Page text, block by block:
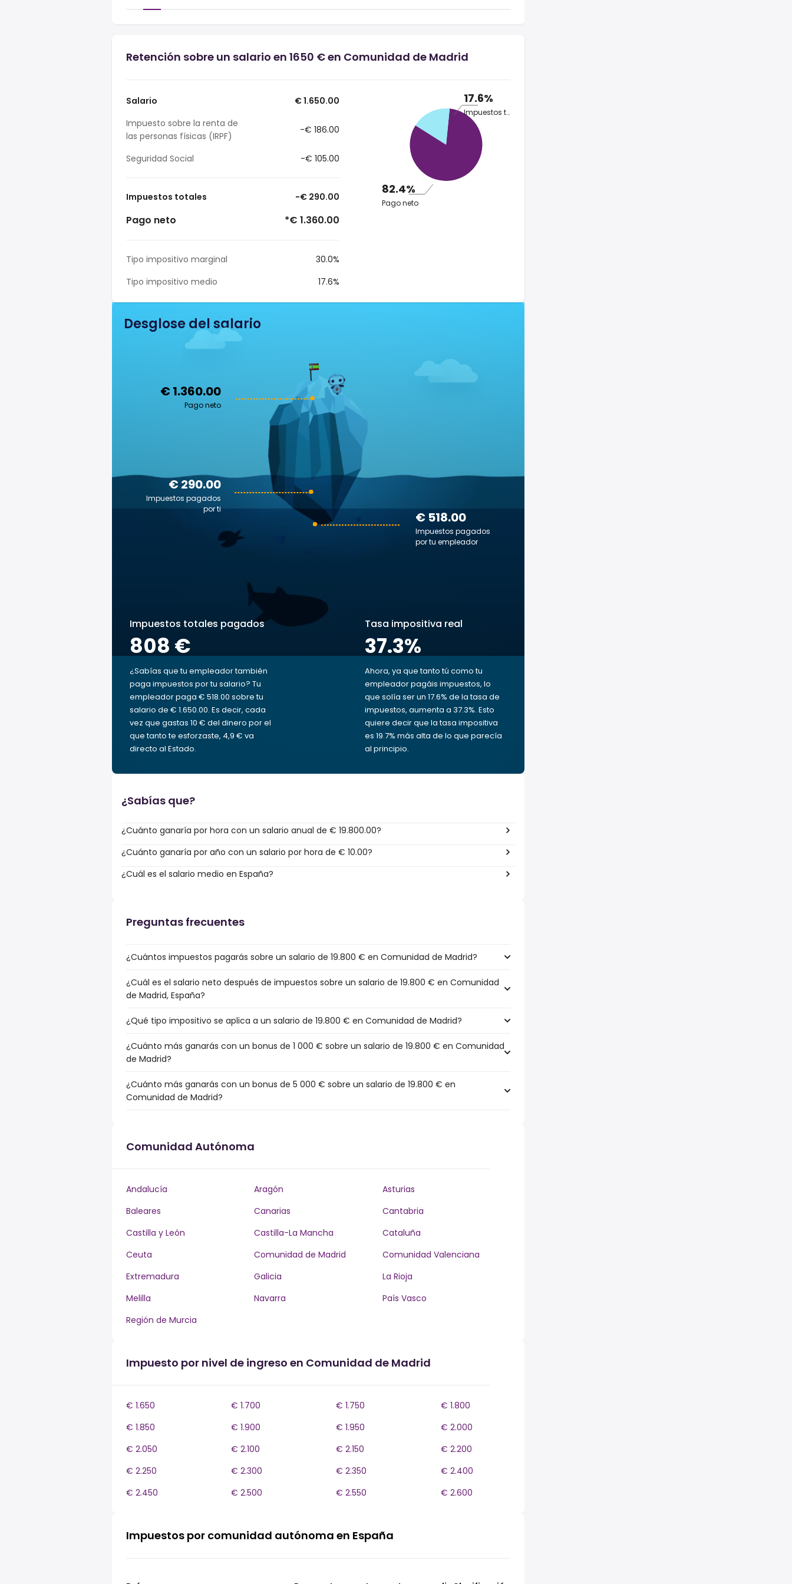
Retención sobre un salario en 1650 € en Comunidad de Madrid
Salario
€ 1.650.00
Impuesto sobre la renta de
las personas físicas (IRPF)
-€ 186.00
Seguridad Social -€ 105.00
Impuestos totales -€ 290.00
Pago neto *€ 1.360.00
Tipo impositivo marginal
30.0%
Tipo impositivo medio
17.6%
17.6%
Impuestos totales
82.4%
Pago neto
Desglose del salario
€ 1.360.00
Pago neto
€ 518.00
Impuestos pagados
por tu empleador
€ 290.00
Impuestos pagados
por ti
Impuestos totales pagados
808 €
¿Sabías que tu empleador también
paga impuestos por tu salario? Tu
empleador paga € 518.00 sobre tu
salario de € 1.650.00. Es decir, cada
vez que gastas 10 € del dinero por el
que tanto te esforzaste, 4,9 € va
directo al Estado.
Tasa impositiva real
37.3%
Ahora, ya que tanto tú como tu
empleador pagáis impuestos, lo
que solía ser un 17.6% de la tasa de
impuestos, aumenta a 37.3%. Esto
quiere decir que la tasa impositiva
es 19.7% más alta de lo que parecía
al principio.
¿Sabías que?
¿Cuánto ganaría por hora con un salario anual de € 19.800.00?
¿Cuánto ganaría por año con un salario por hora de € 10.00?
¿Cuál es el salario medio en España?
Preguntas frecuentes
¿Cuántos impuestos pagarás sobre un salario de 19.800 € en Comunidad de Madrid?
¿Cuál es el salario neto después de impuestos sobre un salario de 19.800 € en Comunidad
de Madrid, España?
¿Qué tipo impositivo se aplica a un salario de 19.800 € en Comunidad de Madrid?
¿Cuánto más ganarás con un bonus de 1 000 € sobre un salario de 19.800 € en Comunidad
de Madrid?
¿Cuánto más ganarás con un bonus de 5 000 € sobre un salario de 19.800 € en
Comunidad de Madrid?
Comunidad Autónoma
Andalucía Aragón
Asturias
Baleares
Canarias
Cantabria
Castilla y León
Castilla-La Mancha
Cataluña
Ceuta
Comunidad de Madrid
Comunidad Valenciana
Extremadura
Galicia
La Rioja
Melilla
Navarra
País Vasco
Región de Murcia
Impuesto por nivel de ingreso en Comunidad de Madrid
€ 1.650 € 1.700 € 1.750
€ 1.800
€ 1.850
€ 1.900 € 1.950
€ 2.000
€ 2.050
€ 2.100 € 2.150
€ 2.200
€ 2.250
€ 2.300 € 2.350
€ 2.400
€ 2.450
€ 2.500 € 2.550 € 2.600
Impuestos por comunidad autónoma en España